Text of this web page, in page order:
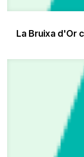
La Bruixa d'Or